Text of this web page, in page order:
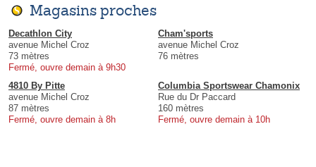
Magasins proches
Decathlon City
avenue Michel Croz
73 mètres
Fermé, ouvre demain à 9h30
Cham'sports
avenue Michel Croz
76 mètres
4810 By Pitte
avenue Michel Croz
87 mètres
Fermé, ouvre demain à 8h
Columbia Sportswear Chamonix
Rue du Dr Paccard
160 mètres
Fermé, ouvre demain à 10h